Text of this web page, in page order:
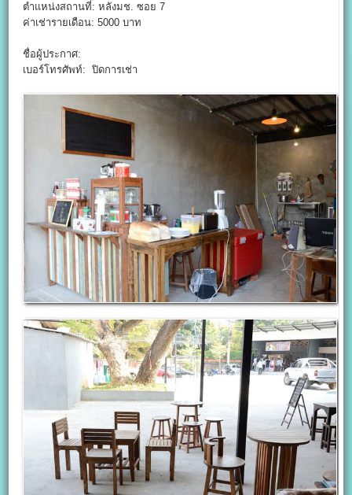
ตำแหน่งสถานที่: หลังมช. ซอย 7
ค่าเช่ารายเดือน: 5000 บาท
ชื่อผู้ประกาศ:
เบอร์โทรศัพท์: ปิดการเช่า